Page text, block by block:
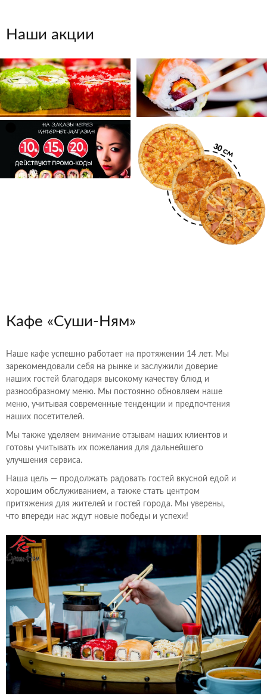
Наши акции
Кафе «Суши-Ням»
Наше кафе успешно работает на протяжении 14 лет. Мы
зарекомендовали себя на рынке и заслужили доверие
наших гостей благодаря высокому качеству блюд и
разнообразному меню. Мы постоянно обновляем наше
меню, учитывая современные тенденции и предпочтения
наших посетителей.
Мы также уделяем внимание отзывам наших клиентов и
готовы учитывать их пожелания для дальнейшего
улучшения сервиса.
Наша цель — продолжать радовать гостей вкусной едой и
хорошим обслуживанием, а также стать центром
притяжения для жителей и гостей города. Мы уверены,
что впереди нас ждут новые победы и успехи!